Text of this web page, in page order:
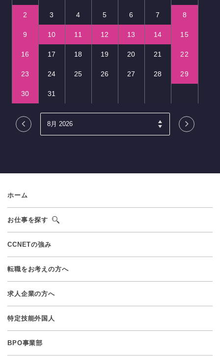
2 3 4 5 6 7 8
9 10 11 12 13 14 15
16 17 18 19 20 21 22
23 24 25 26 27 28 29
30 31
ホーム
お仕事を探す
CCNETの強み
転職をお考えの方へ
求人企業の方へ
特定技能外国人
BPO事業部